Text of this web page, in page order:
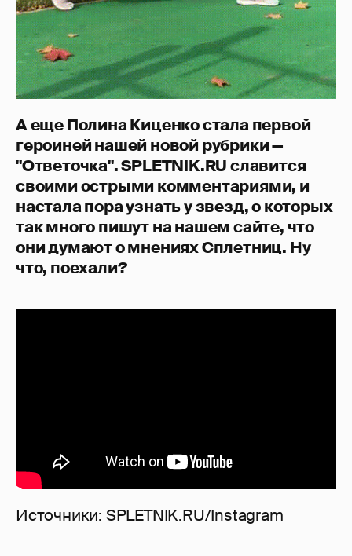
А еще Полина Киценко стала первой
героиней нашей новой рубрики —
"Ответочка". SPLETNIK.RU славится
своими острыми комментариями, и
настала пора узнать у звезд, о которых
так много пишут на нашем сайте, что
они думают о мнениях Сплетниц. Ну
что, поехали?
Источники: SPLETNIK.RU/Instagram